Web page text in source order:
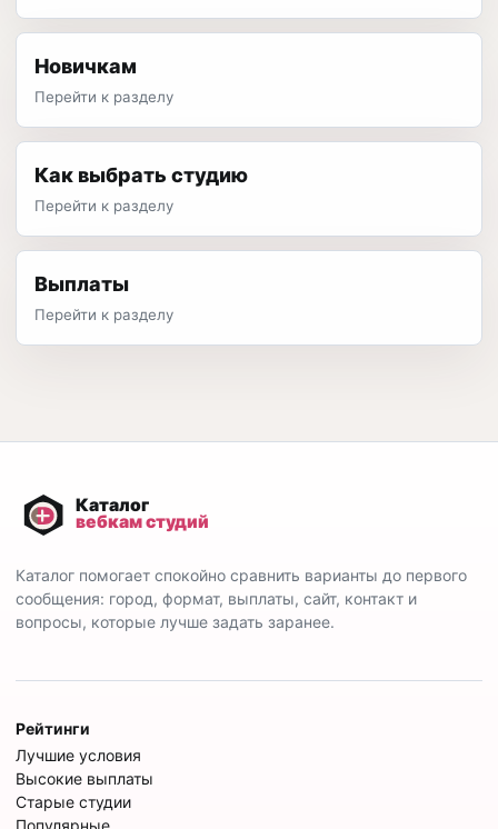
Новичкам
Перейти к разделу
Как выбрать студию
Перейти к разделу
Выплаты
Перейти к разделу
Каталог помогает спокойно сравнить варианты до первого
сообщения: город, формат, выплаты, сайт, контакт и
вопросы, которые лучше задать заранее.
Рейтинги
Лучшие условия
Высокие выплаты
Старые студии
Популярные